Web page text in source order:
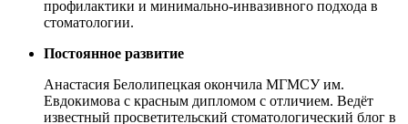
профилактики и минимально-инвазивного подхода в
стоматологии.
Постоянное развитие
Анастасия Белолипецкая окончила МГМСУ им.
Евдокимова с красным дипломом с отличием. Ведёт
известный просветительский стоматологический блог в